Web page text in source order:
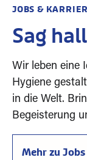
JOBS &
Sag
Wir leben eine
Hygiene
in die Welt.
Begeisterung
Mehr zu